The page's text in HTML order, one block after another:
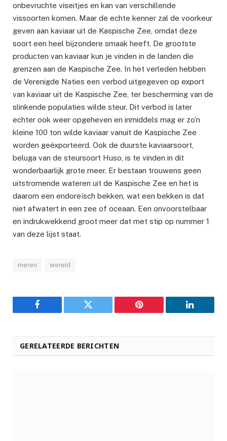
onbevruchte viseitjes en kan van verschillende
vissoorten komen. Maar de echte kenner zal de voorkeur
geven aan kaviaar uit de Kaspische Zee, omdat deze
soort een heel bijzondere smaak heeft. De grootste
producten van kaviaar kun je vinden in de landen die
grenzen aan de Kaspische Zee. In het verleden hebben
de Verenigde Naties een verbod uitgegeven op export
van kaviaar uit de Kaspische Zee, ter bescherming van de
slinkende populaties wilde steur. Dit verbod is later
echter ook weer opgeheven en inmiddels mag er zo’n
kleine 100 ton wilde kaviaar vanuit de Kaspische Zee
worden geëxporteerd. Ook de duurste kaviaarsoort,
beluga van de steursoort Huso, is te vinden in dit
wonderbaarlijk grote meer. Er bestaan trouwens geen
uitstromende wateren uit de Kaspische Zee en het is
daarom een endoreïsch bekken, wat een bekken is dat
niet afwatert in een zee of oceaan. Een onvoorstelbaar
en indrukwekkend groot meer dat met stip op nummer 1
van deze lijst staat.
meren wereld
Facebook Twitter Pinterest LinkedIn
GERELATEERDE BERICHTEN